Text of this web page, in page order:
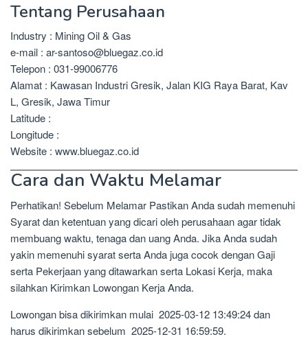
Tentang Perusahaan
Industry : Mining Oil & Gas
e-mail : ar-santoso@bluegaz.co.id
Telepon : 031-99006776
Alamat : Kawasan Industri Gresik, Jalan KIG Raya Barat, Kav
L, Gresik, Jawa Timur
Latitude :
Longitude :
Website : www.bluegaz.co.id
Cara dan Waktu Melamar
Perhatikan! Sebelum Melamar Pastikan Anda sudah memenuhi
Syarat dan ketentuan yang dicari oleh perusahaan agar tidak
membuang waktu, tenaga dan uang Anda. Jika Anda sudah
yakin memenuhi syarat serta Anda juga cocok dengan Gaji
serta Pekerjaan yang ditawarkan serta Lokasi Kerja, maka
silahkan Kirimkan Lowongan Kerja Anda.
Lowongan bisa dikirimkan mulai 2025-03-12 13:49:24 dan
harus dikirimkan sebelum 2025-12-31 16:59:59.